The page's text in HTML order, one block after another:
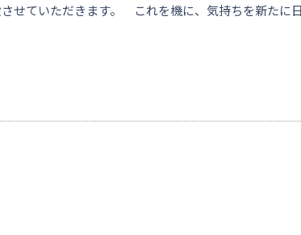
せていただきます。 これを機に、気持ちを新たに